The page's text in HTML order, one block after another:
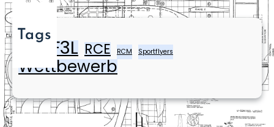
Tags
F3L RCE RCM Sportflyers
Wettbewerb